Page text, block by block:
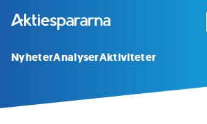
NyheterAnalyserAktiviteter